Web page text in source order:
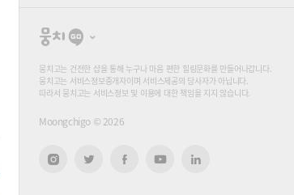
뭉
고
뭉치고는 건전한 샵을 통해 누구나 마음 편한 힐링문화를 만들어나갑니다.
뭉치고는 서비스정보중개자이며 서비스제공의 당사자가 아닙니다.
따라서 뭉치고는 서비스정보 및 이용에 대한 책임을 지지 않습니다.
Moongchigo © 2026